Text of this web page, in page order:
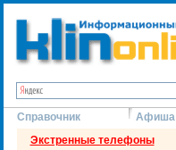
Справочник Афиша
Экстренные телефоны